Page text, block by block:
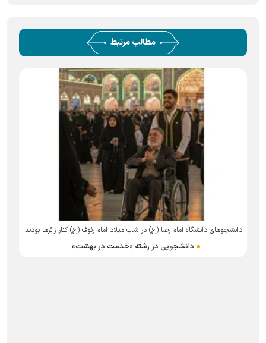
مطالب مرتبط
دانشجو‌های دانشگاه امام رضا (ع) در شب میلاد امام رئوف (ع) کنار زائر‌ها بودند
دانشجویی در رشته «خدمت در بهشت»